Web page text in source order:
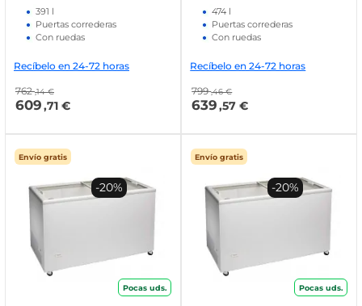
391 l
Puertas correderas
Con ruedas
Recíbelo en 24-72 horas
762 ,14 €
609,71 €
474 l
Puertas correderas
Con ruedas
Recíbelo en 24-72 horas
799 ,46 €
639,57 €
Pocas uds.
Envío gratis
-20%
Pocas uds.
Envío gratis
-20%